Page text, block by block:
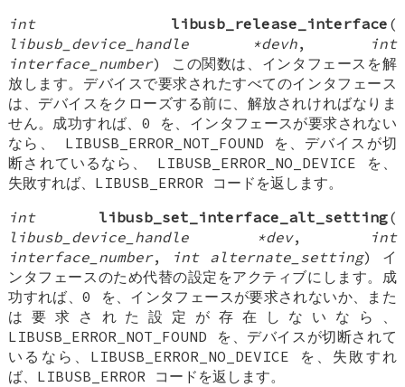
int
libusb_release_interface (
libusb_device_handle *devh,
int
interface_number) この関数は、インタフェースを解
放します。デバイスで要求されたすべてのインタフェース
は、デバイスをクローズする前に、解放されければなりま
せん。成功すれば、0 を、インタフェースが要求されない
なら、 LIBUSB_ERROR_NOT_FOUND を、デバイスが切
断されているなら、 LIBUSB_ERROR_NO_DEVICE を、
失敗すれば、LIBUSB_ERROR コードを返します。
int
libusb_set_interface_alt_setting(
libusb_device_handle *dev,
int
interface_number, int alternate_setting) イ
ンタフェースのため代替の設定をアクティブにします。成
功すれば、0 を、インタフェースが要求されないか、また
は要求された設定が存在しないなら、
LIBUSB_ERROR_NOT_FOUND を、デバイスが切断されて
いるなら、LIBUSB_ERROR_NO_DEVICE を、失敗すれ
ば、LIBUSB_ERROR コードを返します。